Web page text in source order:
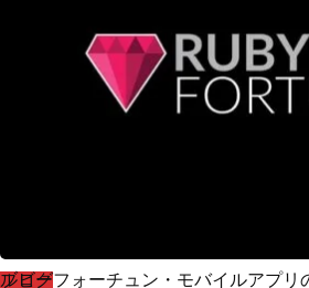
ブログ
ルビーフォーチュン・モバイルアプリ